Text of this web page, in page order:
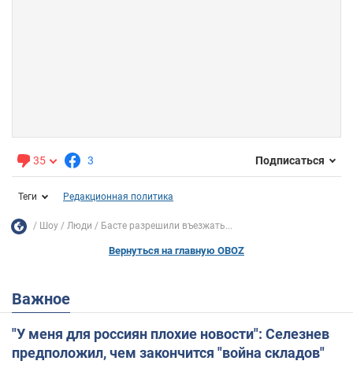
35 3 Подписаться
Теги Редакционная политика
Шоу Люди Басте разрешили въезжать...
Вернуться на главную OBOZ
Важное
"У меня для россиян плохие новости": Селезнев
предположил, чем закончится "война складов"